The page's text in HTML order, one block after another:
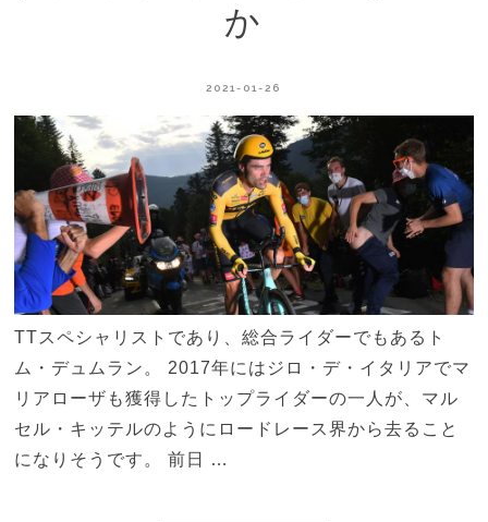
か
2021-01-26
TTスペシャリストであり、総合ライダーでもあるト
ム・デュムラン。 2017年にはジロ・デ・イタリアでマ
リアローザも獲得したトップライダーの一人が、マル
セル・キッテルのようにロードレース界から去ること
になりそうです。 前日 …